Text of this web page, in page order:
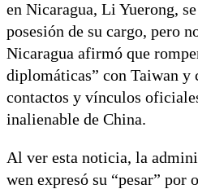
en Nicaragua, Li Yuerong,
posesión de su cargo, pero
Nicaragua afirmó que
diplomáticas” con Taiwan y
contactos y vínculos
inalienable de China.
Al ver esta noticia, la
wen expresó su “pesar” por